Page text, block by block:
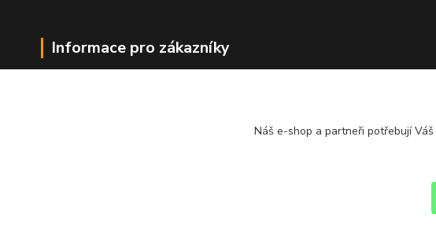
Informace pro zákazníky
Náš e-shop a partneři potřebují Váš